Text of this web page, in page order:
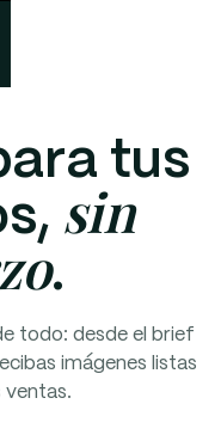
tus
sin
.
todo: desde el brief
imágenes listas
ventas.